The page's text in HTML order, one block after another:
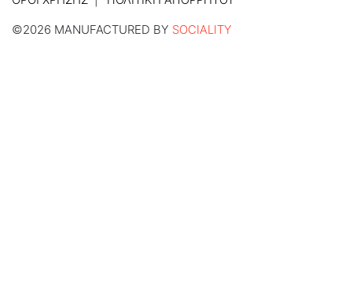
©2026 MANUFACTURED BY SOCIALITY